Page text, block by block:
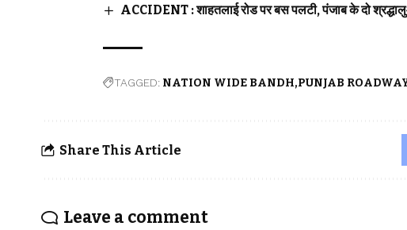
ACCIDENT : शाहतलाई रोड पर बस पलटी, पंजाब के दो
TAGGED: NATION WIDE BANDH PUNJAB
Share This Article
Leave a comment